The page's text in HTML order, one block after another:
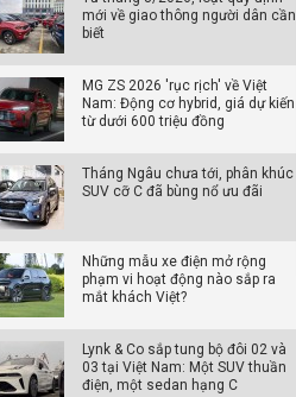
mới về giao thông người dân cần
biết
MG ZS 2026 'rục rịch' về Việt
Nam: Động cơ hybrid, giá dự kiến
từ dưới 600 triệu đồng
Tháng Ngâu chưa tới, phân khúc
SUV cỡ C đã bùng nổ ưu đãi
Những mẫu xe điện mở rộng
phạm vi hoạt động nào sắp ra
mắt khách Việt?
Lynk & Co sắp tung bộ đôi 02 và
03 tại Việt Nam: Một SUV thuần
điện, một sedan hạng C